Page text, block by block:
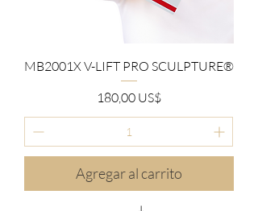
MB2001X V-LIFT PRO SCULPTURE®
Precio
180,00 US$
Agregar al carrito